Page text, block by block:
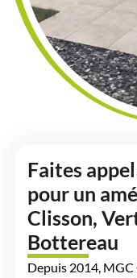
Faites
pour un
Clisson,
Bottereau
Depuis 2014,